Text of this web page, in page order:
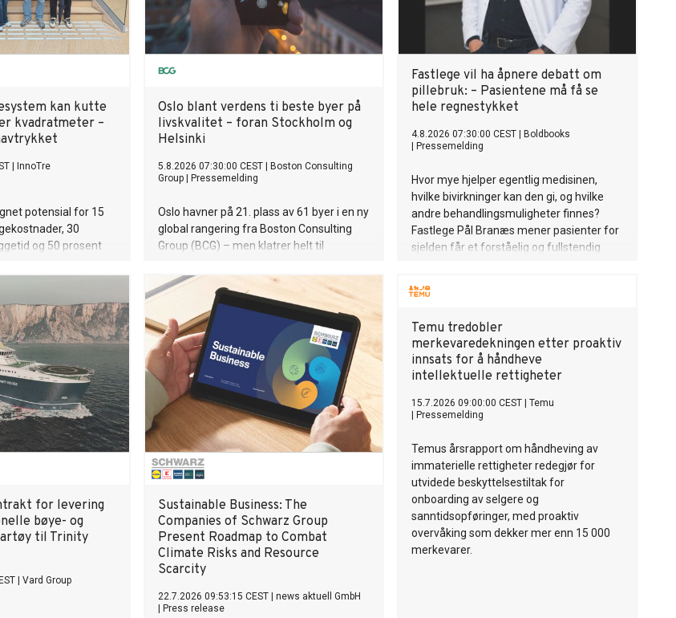
kan kutte
kvadratmeter –
InnoTre
potensial for 15
30
og 50 prosent
bokvalitet. Nå
Oslo blant verdens ti beste byer på
livskvalitet – foran Stockholm og
Helsinki
5.8.2026 07:30:00 CEST
Boston Consulting
Group
Pressemelding
Oslo havner på 21. plass av 61 byer i en ny
global rangering fra Boston Consulting
Group (BCG) – men klatrer helt til
innbyggernes livskvalitet og økonomiske
muligheter. Dermed slår Oslo både
Stockholm og Helsinki på dette området,
mens kun København gjør det bedre blant
de nordiske hovedstedene.
Fastlege vil ha åpnere debatt om
pillebruk: – Pasientene må få se
hele regnestykket
4.8.2026 07:30:00 CEST
Boldbooks
Pressemelding
Hvor mye hjelper egentlig medisinen,
hvilke bivirkninger kan den gi, og hvilke
andre behandlingsmuligheter finnes?
Fastlege Pål Branæs mener pasienter for
sjelden får et forståelig og fullstendig
målrettede livsstilstiltak undervurdert,
eller etablert forstyrrelse av
blodsukkerreguleringen, mener han.
for levering
bøye- og
til Trinity
Vard Group
Sustainable Business: The
Companies of Schwarz Group
Present Roadmap to Combat
Climate Risks and Resource
Scarcity
22.7.2026 09:53:15 CEST
news aktuell GmbH
Press release
Temu tredobler
merkevaredekningen etter proaktiv
innsats for å håndheve
intellektuelle rettigheter
15.7.2026 09:00:00 CEST
Temu
Pressemelding
Temus årsrapport om håndheving av
immaterielle rettigheter redegjør for
utvidede beskyttelsestiltak for
onboarding av selgere og
sanntidsopføringer, med proaktiv
overvåking som dekker mer enn 15 000
merkevarer.